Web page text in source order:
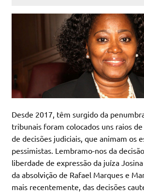
Desde 2017, têm surgido da
tribunais foram colocados uns raios
de decisões judiciais, que animam os
pessimistas. Lembramo-nos da
liberdade de expressão da juíza
da absolvição de Rafael Marques e
mais recentemente, das decisões